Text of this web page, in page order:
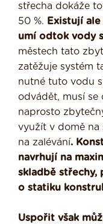
střecha dokáže
50 %. Existují
umí odtok vody
městech tato
zatěžuje systém
nutné tuto vodu
odvádět, musí se
naprosto
využít v domě na
na zalévání.
navrhují na
skladbě
o statiku
Uspořit však